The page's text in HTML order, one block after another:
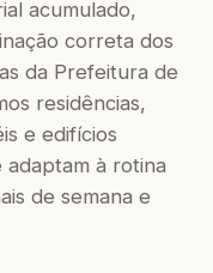
acumulado,
correta dos
da Prefeitura de
residências,
e edifícios
adaptam à rotina
de semana e